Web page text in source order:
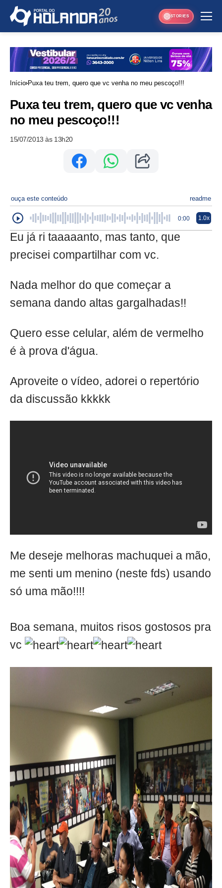
STORIES
Início Puxa teu trem, quero que vc venha no meu pescoço!!!
Puxa teu trem, quero que vc venha
no meu pescoço!!!
15/07/2013 às 13h20
ouça este conteúdo readme
0:00 1.0x
Eu já ri taaaaanto, mas tanto, que
precisei compartilhar com vc.
Nada melhor do que começar a
semana dando altas gargalhadas!!
Quero esse celular, além de vermelho
é à prova d'água.
Aproveite o vídeo, adorei o repertório
da discussão kkkkk
Me deseje melhoras machuquei a mão,
me senti um menino (neste fds) usando
só uma mão!!!!
Boa semana, muitos risos gostosos pra
vc